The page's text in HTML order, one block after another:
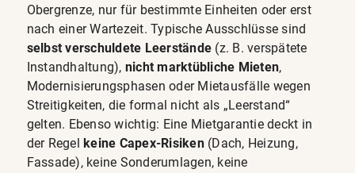
Obergrenze, nur für bestimmte Einheiten oder erst
nach einer Wartezeit. Typische Ausschlüsse sind
selbst verschuldete Leerstände (z. B. verspätete
Instandhaltung), nicht marktübliche Mieten,
Modernisierungsphasen oder Mietausfälle wegen
Streitigkeiten, die formal nicht als „Leerstand“
gelten. Ebenso wichtig: Eine Mietgarantie deckt in
der Regelkeine Capex-Risiken(Dach, Heizung,
Fassade), keine Sonderumlagen, keine